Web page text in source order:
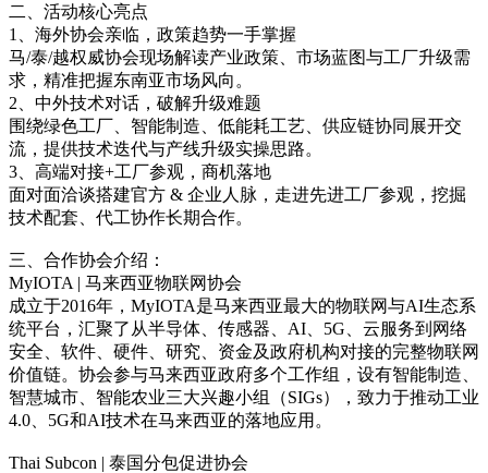
二、活动核心亮点
1、海外协会亲临，政策趋势一手掌握
马/泰/越权威协会现场解读产业政策、市场蓝图与工厂升级需
求，精准把握东南亚市场风向。
2、中外技术对话，破解升级难题
围绕绿色工厂、智能制造、低能耗工艺、供应链协同展开交
流，提供技术迭代与产线升级实操思路。
3、高端对接+工厂参观，商机落地
面对面洽谈搭建官方 & 企业人脉，走进先进工厂参观，挖掘
技术配套、代工协作长期合作。
三、合作协会介绍：
MyIOTA | 马来西亚物联网协会
成立于2016年，MyIOTA是马来西亚最大的物联网与AI生态系
统平台，汇聚了从半导体、传感器、AI、5G、云服务到网络
安全、软件、硬件、研究、资金及政府机构对接的完整物联网
价值链。协会参与马来西亚政府多个工作组，设有智能制造、
智慧城市、智能农业三大兴趣小组（SIGs），致力于推动工业
4.0、5G和AI技术在马来西亚的落地应用。
Thai Subcon | 泰国分包促进协会